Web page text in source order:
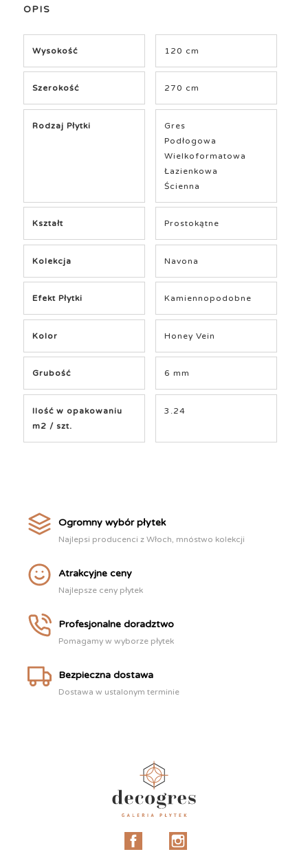
OPIS
Wysokość 120 cm
Szerokość 270 cm
Rodzaj Płytki
Gres
Podłogowa
Wielkoformatowa
Łazienkowa
Ścienna
Kształt Prostokątne
Kolekcja Navona
Efekt Płytki Kamiennopodobne
Kolor Honey Vein
Grubość 6 mm
Ilość w opakowaniu
m2 / szt.
3.24
Ogromny wybór płytek
Najlepsi producenci z Włoch, mnóstwo kolekcji
Atrakcyjne ceny
Najlepsze ceny płytek
Profesjonalne doradztwo
Pomagamy w wyborze płytek
Bezpieczna dostawa
Dostawa w ustalonym terminie
Facebook